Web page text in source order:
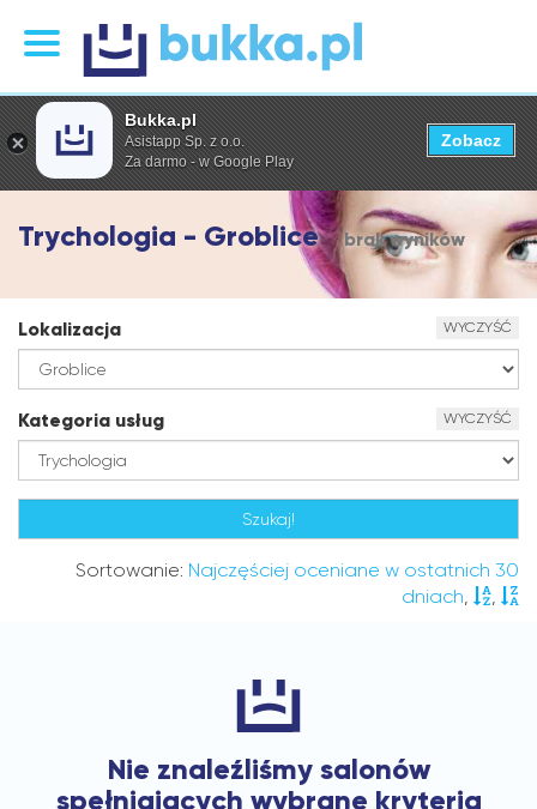
Trychologia - Groblice brak wyników
Lokalizacja WYCZYŚĆ
Kategoria usług WYCZYŚĆ
Sortowanie: Najczęściej oceniane w ostatnich 30
dniach, ,
Nie znaleźliśmy salonów
spełniających wybrane kryteria
Bukka.pl
Asistapp Sp. z o.o.
Za darmo - w Google Play
Zobacz